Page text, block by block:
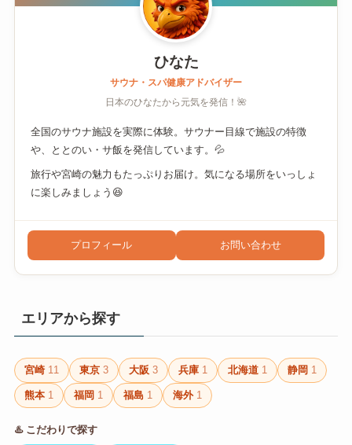
ひなた
サウナ・スパ健康アドバイザー
日本のひなたから元気を発信！🌺
全国のサウナ施設を実際に体験。サウナー目線で施設の特徴
や、ととのい・サ飯を発信しています。💦
旅行や宮崎の魅力もたっぷりお届け。気になる場所をいっしょ
に楽しみましょう😆
プロフィール お問い合わせ
エリアから探す
宮崎 11 東京 3 大阪 3 兵庫 1 北海道 1 静岡 1
熊本 1 福岡 1 福島 1 海外 1
♨️ こだわりで探す